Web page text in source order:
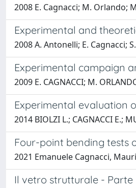
2008 E. Cagnacci; M. Orlando;
Experimental and
2008 A. Antonelli; E. Cagnacci;
Experimental campaign
2009 E. CAGNACCI; M.
Experimental evaluation
2014 BIOLZI L.; CAGNACCI E.;
Four-point bending tests
2021 Emanuele Cagnacci,
Il vetro strutturale - Parte